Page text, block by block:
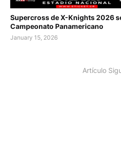
Supercross de X-Knights 2026
Campeonato Panamericano
January 15, 2026
Artículo